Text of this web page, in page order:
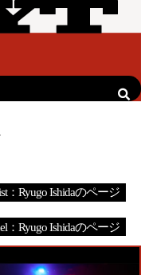
：Ryugo Ishidaのページ
：Ryugo Ishidaのページ